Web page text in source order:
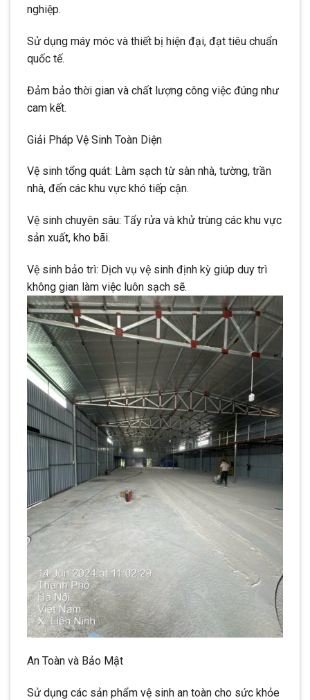
nghiệp.
Sử dụng máy móc và thiết bị hiện đại, đạt tiêu chuẩn
quốc tế.
Đảm bảo thời gian và chất lượng công việc đúng như
cam kết.
Giải Pháp Vệ Sinh Toàn Diện
Vệ sinh tổng quát: Làm sạch từ sàn nhà, tường, trần
nhà, đến các khu vực khó tiếp cận.
Vệ sinh chuyên sâu: Tẩy rửa và khử trùng các khu vực
sản xuất, kho bãi.
Vệ sinh bảo trì: Dịch vụ vệ sinh định kỳ giúp duy trì
không gian làm việc luôn sạch sẽ.
An Toàn và Bảo Mật
Sử dụng các sản phẩm vệ sinh an toàn cho sức khỏe